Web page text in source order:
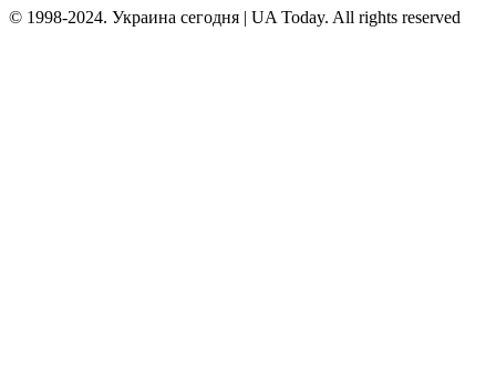
© 1998-2024. Украина сегодня | UA Today. All rights reserved